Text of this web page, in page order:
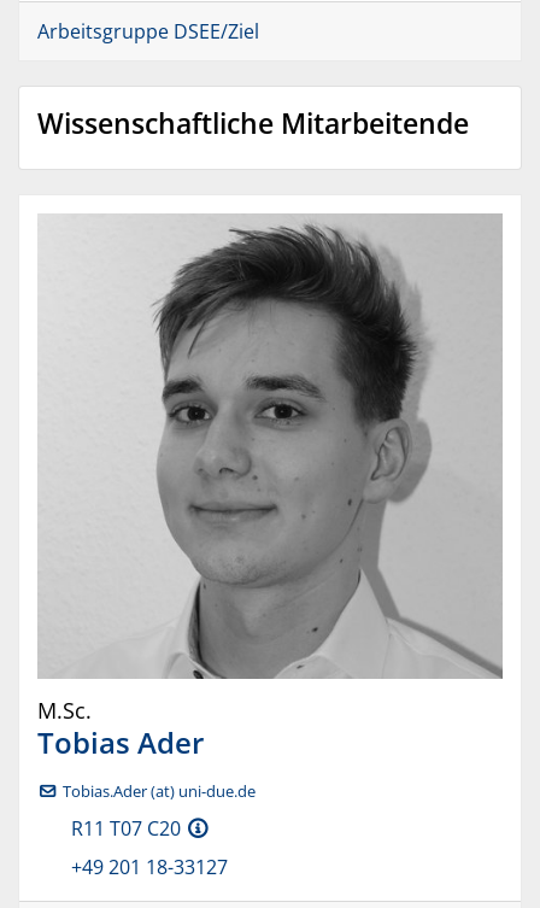
Arbeitsgruppe DSEE/Ziel
Wissenschaftliche Mitarbeitende
M.Sc.
Tobias Ader
Tobias.Ader (at) uni-due.de
R11 T07 C20
+49 201 18-33127